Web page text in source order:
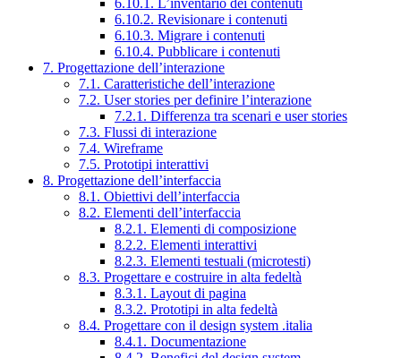
6.10.1. L’inventario dei contenuti
6.10.2. Revisionare i contenuti
6.10.3. Migrare i contenuti
6.10.4. Pubblicare i contenuti
7. Progettazione dell’interazione
7.1. Caratteristiche dell’interazione
7.2. User stories per definire l’interazione
7.2.1. Differenza tra scenari e user stories
7.3. Flussi di interazione
7.4. Wireframe
7.5. Prototipi interattivi
8. Progettazione dell’interfaccia
8.1. Obiettivi dell’interfaccia
8.2. Elementi dell’interfaccia
8.2.1. Elementi di composizione
8.2.2. Elementi interattivi
8.2.3. Elementi testuali (microtesti)
8.3. Progettare e costruire in alta fedeltà
8.3.1. Layout di pagina
8.3.2. Prototipi in alta fedeltà
8.4. Progettare con il design system .italia
8.4.1. Documentazione